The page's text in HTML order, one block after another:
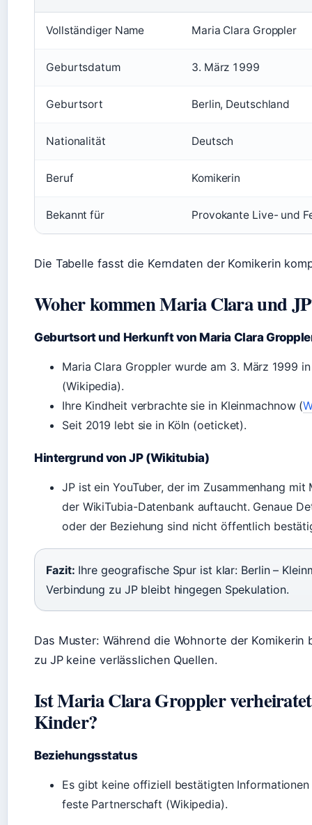
Vollständiger Name Maria Clara Groppler
Geburtsdatum 3. März 1999
Geburtsort Berlin, Deutschland
Nationalität Deutsch
Beruf Komikerin
Bekannt für Provokante Live- und
Die Tabelle fasst die Kerndaten der Komikerin
Woher kommen Maria Clara und
Geburtsort und Herkunft von Maria Clara
Maria Clara Groppler wurde am 3. März 1999
(Wikipedia).
Ihre Kindheit verbrachte sie in Kleinmachnow (
Seit 2019 lebt sie in Köln (oeticket).
Hintergrund von JP (Wikitubia)
JP ist ein YouTuber, der im Zusammenhang
der WikiTubia-Datenbank auftaucht. Genaue
oder der Beziehung sind nicht öffentlich
Fazit: Ihre geografische Spur ist klar: Berlin –
Verbindung zu JP bleibt hingegen Spekulation.
Das Muster: Während die Wohnorte der
zu JP keine verlässlichen Quellen.
Ist Maria Clara Groppler
Kinder?
Beziehungsstatus
Es gibt keine offiziell bestätigten Informationen
feste Partnerschaft (Wikipedia).